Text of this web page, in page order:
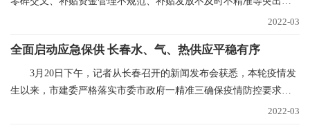
2022-03
全面启动应急保供 长春水、气、热供应平稳有序
3月20日下午，记者从长春召开的新闻发布会获悉，本轮疫情发
生以来，市建委严格落实市委市政府一精准三确保疫情防控要求，
2022-03